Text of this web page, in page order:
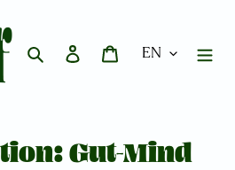
Search Log in Cart
Gut-Mind